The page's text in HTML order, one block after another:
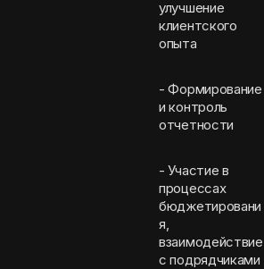
улучшение
клиентского
опыта
- Формирование
и контроль
отчетности
- Участие в
процессах
бюджетировани
я,
взаимодействие
с подрядчиками